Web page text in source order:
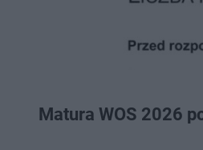
Matura WOS 2026